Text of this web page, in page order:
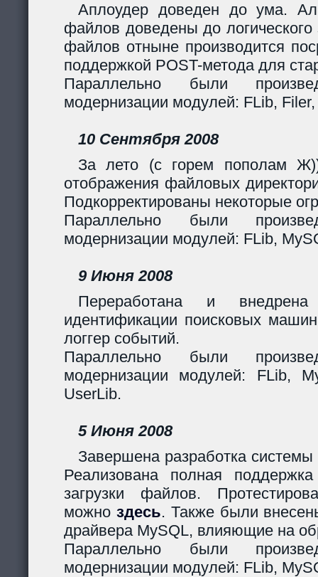
Аплоудер доведен до ума.
файлов доведены до логического
файлов отныне производится
поддержкой POST-метода для
Параллельно были
модернизации модулей: FLib,
10 Сентября 2008
За лето (с горем пополам
отображения файловых
Подкорректированы некоторые
Параллельно были
модернизации модулей: FLib,
9 Июня 2008
Переработана и
идентификации поисковых
логгер событий.
Параллельно были
модернизации модулей: FLib,
UserLib.
5 Июня 2008
Завершена разработка
Реализована полная
загрузки файлов.
можно здесь. Также были
драйвера MySQL, влияющие на
Параллельно были
модернизации модулей: FLib,